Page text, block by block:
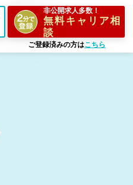
非公開求人多数！
無料キャリア相
談
ご登録済みの方はこちら